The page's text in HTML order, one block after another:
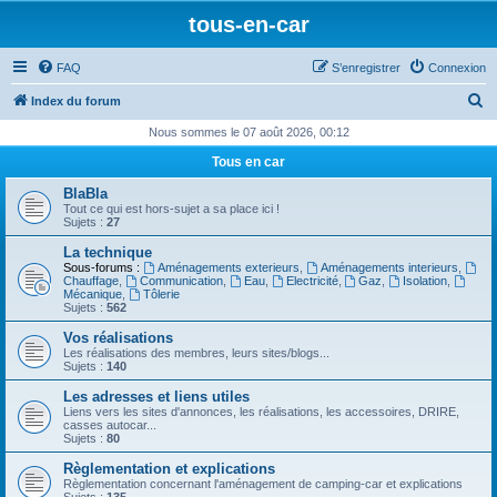
tous-en-car
FAQ Connexion
S’enregistrer
Index du forum
h
r
Nous sommes le 07 août 2026, 00:12
Tous en car
BlaBla
Tout ce qui est hors-sujet a sa place ici !
Sujets : 27
La technique
Sous-forums : Aménagements exterieurs Aménagements interieurs
Chauffage
Communication, Eau, Electricité, Gaz Isolation
Mécanique
Tôlerie
Sujets : 562
Vos réalisations
Les réalisations des membres, leurs sites/blogs...
Sujets : 140
Les adresses et liens utiles
Liens vers les sites d'annonces, les réalisations, les accessoires, DRIRE,
casses autocar...
Sujets : 80
Règlementation et explications
Règlementation concernant l'aménagement de camping-car et explications